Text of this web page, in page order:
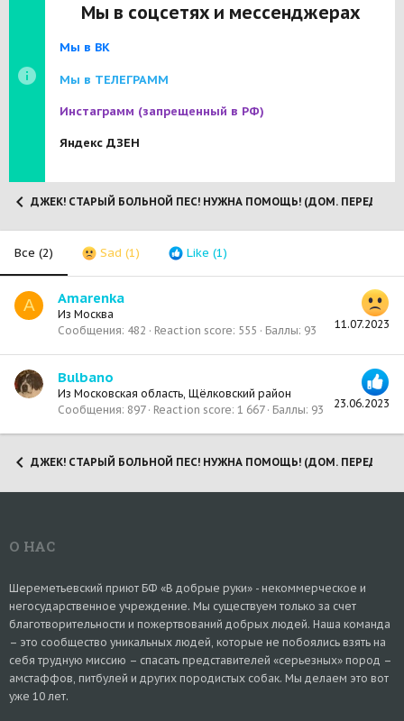
Мы в соцсетях и мессенджерах
Мы в ВК
Мы в ТЕЛЕГРАММ
Инстаграмм (запрещенный в РФ)
Яндекс ДЗЕН
ДЖЕК! СТАРЫЙ БОЛЬНОЙ ПЕС! НУЖНА ПОМОЩЬ! (ДОМ.
Все (2) Sad (1) Like (1)
A
11.07.2023
Amarenka
Из Москва
Сообщения 482 Reaction score 555 Баллы 93
23.06.2023
Bulbano
Из Московская область, Щёлковский район
Сообщения 897 Reaction score 1 667 Баллы 93
ДЖЕК! СТАРЫЙ БОЛЬНОЙ ПЕС! НУЖНА ПОМОЩЬ! (ДОМ.
О НАС
Шереметьевский приют БФ «В добрые руки» - некоммерческое и
негосударственное учреждение. Мы существуем только за счет
благотворительности и пожертвований добрых людей. Наша команда
– это сообщество уникальных людей, которые не побоялись взять на
себя трудную миссию – спасать представителей «серьезных» пород –
амстаффов, питбулей и других породистых собак. Мы делаем это вот
уже 10 лет.